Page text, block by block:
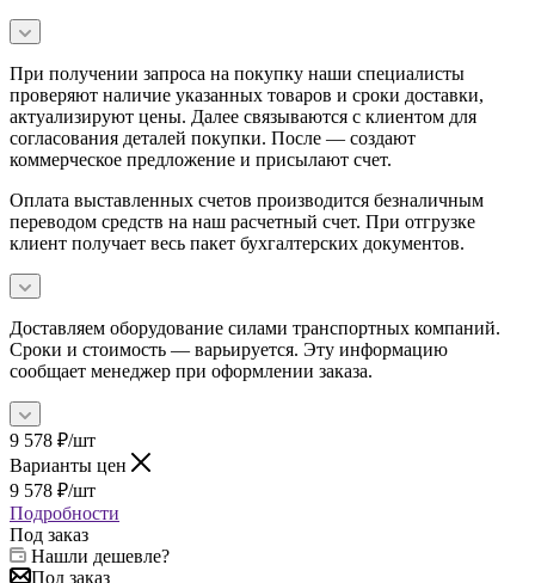
При получении запроса на покупку наши специалисты
проверяют наличие указанных товаров и сроки доставки,
актуализируют цены. Далее связываются с клиентом для
согласования деталей покупки. После — создают
коммерческое предложение и присылают счет.
Оплата выставленных счетов производится безналичным
переводом средств на наш расчетный счет. При отгрузке
клиент получает весь пакет бухгалтерских документов.
Доставляем оборудование силами транспортных компаний.
Сроки и стоимость — варьируется. Эту информацию
сообщает менеджер при оформлении заказа.
9 578 ₽/шт
Варианты цен
9 578 ₽/шт
Подробности
Под заказ
Нашли дешевле?
Под заказ